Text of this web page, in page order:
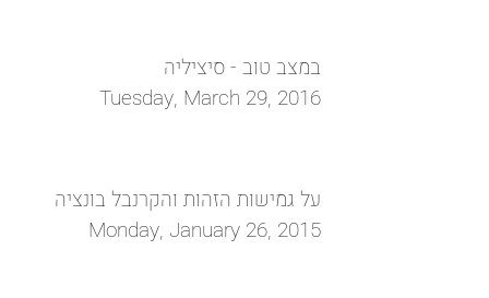
במצב טוב - סיציליה
Tuesday, March 29, 2016
על גמישות הזהות והקרנבל בונציה
Monday, January 26, 2015